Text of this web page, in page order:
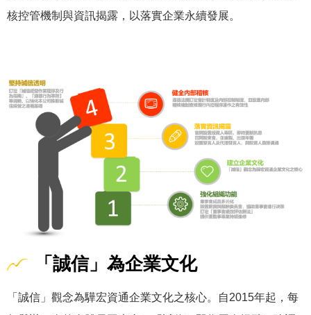
核控管機制與資訊揭露，以落實企業永續發展。
「誠信」為企業文化
「誠信」觀念為驊宏資通企業文化之核心。自2015年起，每